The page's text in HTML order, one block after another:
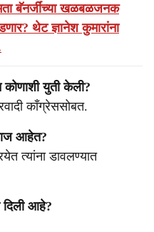
बॅनर्जींच्या खळबळजनक
थेट ज्ञानेश कुमारांना
युती केली?
काँग्रेससोबत.
आहेत?
त्यांना डावलण्यात
दिली आहे?